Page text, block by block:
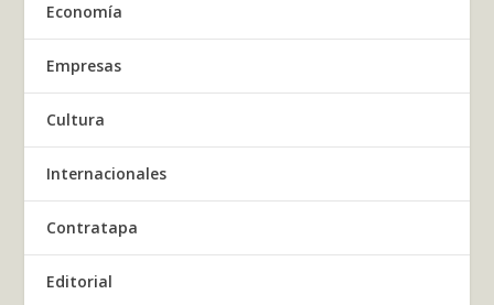
Economía
Empresas
Cultura
Internacionales
Contratapa
Editorial